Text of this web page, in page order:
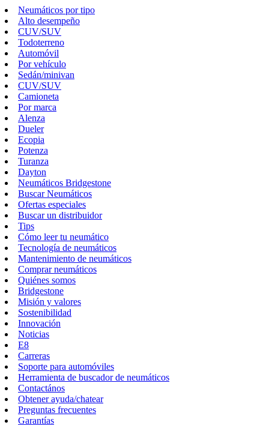
Neumáticos por tipo
Alto desempeño
CUV/SUV
Todoterreno
Automóvil
Por vehículo
Sedán/minivan
CUV/SUV
Camioneta
Por marca
Alenza
Dueler
Ecopia
Potenza
Turanza
Dayton
Neumáticos Bridgestone
Buscar Neumáticos
Ofertas especiales
Buscar un distribuidor
Tips
Cómo leer tu neumático
Tecnología de neumáticos
Mantenimiento de neumáticos
Comprar neumáticos
Quiénes somos
Bridgestone
Misión y valores
Sostenibilidad
Innovación
Noticias
E8
Carreras
Soporte para automóviles
Herramienta de buscador de neumáticos
Contactános
Obtener ayuda/chatear
Preguntas frecuentes
Garantías